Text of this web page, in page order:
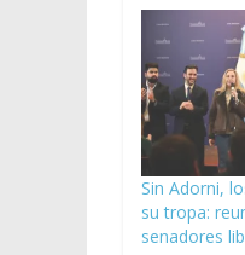
Sin Adorni,
su tropa:
senadores